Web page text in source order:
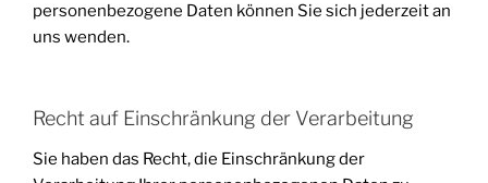
personenbezogene Daten können Sie sich jederzeit an
uns wenden.
Recht auf Einschränkung der Verarbeitung
Sie haben das Recht, die Einschränkung der